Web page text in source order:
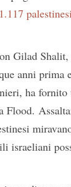
1.117
Gilad
anni prima
ha fornito
Flood.
israeliani